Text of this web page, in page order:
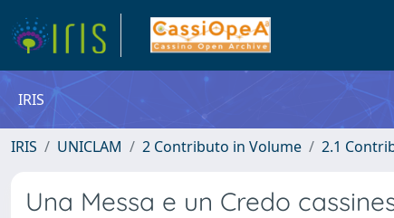
IRIS
IRIS UNICLAM 2 Contributo in Volume 2.1
Una Messa e un Credo